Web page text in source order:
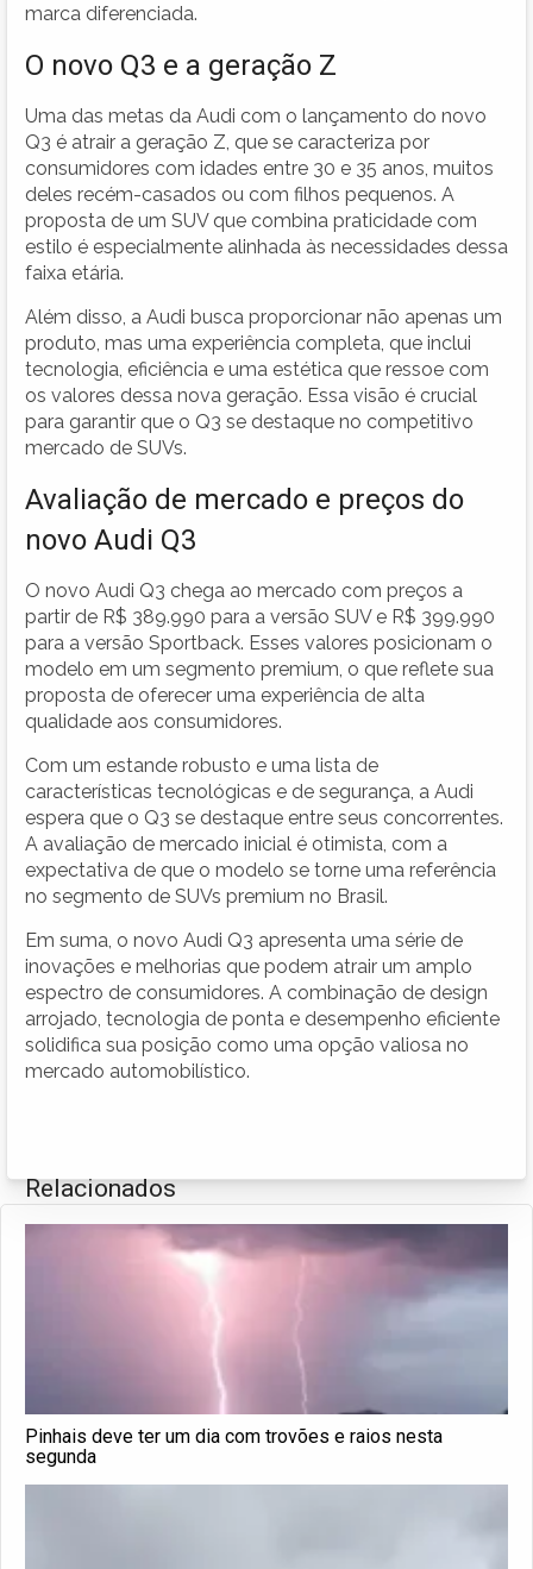
marca diferenciada.
O novo Q3 e a geração Z
Uma das metas da Audi com o lançamento do novo
Q3 é atrair a geração Z, que se caracteriza por
consumidores com idades entre 30 e 35 anos, muitos
deles recém-casados ou com filhos pequenos. A
proposta de um SUV que combina praticidade com
estilo é especialmente alinhada às necessidades dessa
faixa etária.
Além disso, a Audi busca proporcionar não apenas um
produto, mas uma experiência completa, que inclui
tecnologia, eficiência e uma estética que ressoe com
os valores dessa nova geração. Essa visão é crucial
para garantir que o Q3 se destaque no competitivo
mercado de SUVs.
Avaliação de mercado e preços do
novo Audi Q3
O novo Audi Q3 chega ao mercado com preços a
partir de R$ 389.990 para a versão SUV e R$ 399.990
para a versão Sportback. Esses valores posicionam o
modelo em um segmento premium, o que reflete sua
proposta de oferecer uma experiência de alta
qualidade aos consumidores.
Com um estande robusto e uma lista de
características tecnológicas e de segurança, a Audi
espera que o Q3 se destaque entre seus concorrentes.
A avaliação de mercado inicial é otimista, com a
expectativa de que o modelo se torne uma referência
no segmento de SUVs premium no Brasil.
Em suma, o novo Audi Q3 apresenta uma série de
inovações e melhorias que podem atrair um amplo
espectro de consumidores. A combinação de design
arrojado, tecnologia de ponta e desempenho eficiente
solidifica sua posição como uma opção valiosa no
mercado automobilístico.
Relacionados
Pinhais deve ter um dia com trovões e raios nesta
segunda